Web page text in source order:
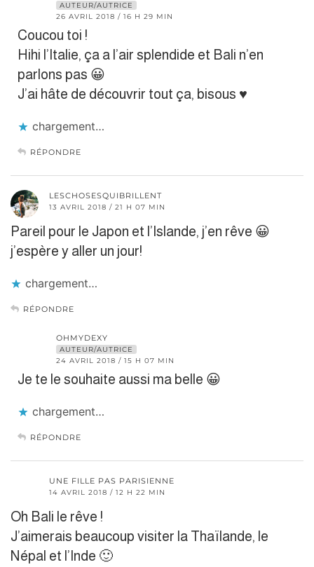
AUTEUR/AUTRICE
26 AVRIL 2018 / 16 H 29 MIN
Coucou toi !
Hihi l’Italie, ça a l’air splendide et Bali n’en
parlons pas 😀
J’ai hâte de découvrir tout ça, bisous ♥
chargement…
RÉPONDRE
LESCHOSESQUIBRILLENT
13 AVRIL 2018 / 21 H 07 MIN
Pareil pour le Japon et l’Islande, j’en rêve 😀
j’espère y aller un jour!
chargement…
RÉPONDRE
OHMYDEXY
AUTEUR/AUTRICE
24 AVRIL 2018 / 15 H 07 MIN
Je te le souhaite aussi ma belle 😀
chargement…
RÉPONDRE
UNE FILLE PAS PARISIENNE
14 AVRIL 2018 / 12 H 22 MIN
Oh Bali le rêve !
J’aimerais beaucoup visiter la Thaïlande, le
Népal et l’Inde 🙂